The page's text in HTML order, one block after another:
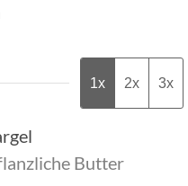
1x 2x 3x
Butter